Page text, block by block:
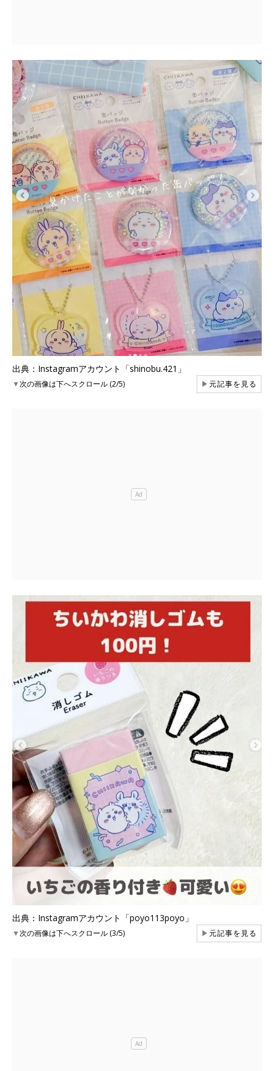
出典：Instagramアカウント「shinobu.421」
▼次の画像は下へスクロール (2/5) ▶元記事を見る
出典：Instagramアカウント「poyo113poyo」
▼次の画像は下へスクロール (3/5) ▶元記事を見る